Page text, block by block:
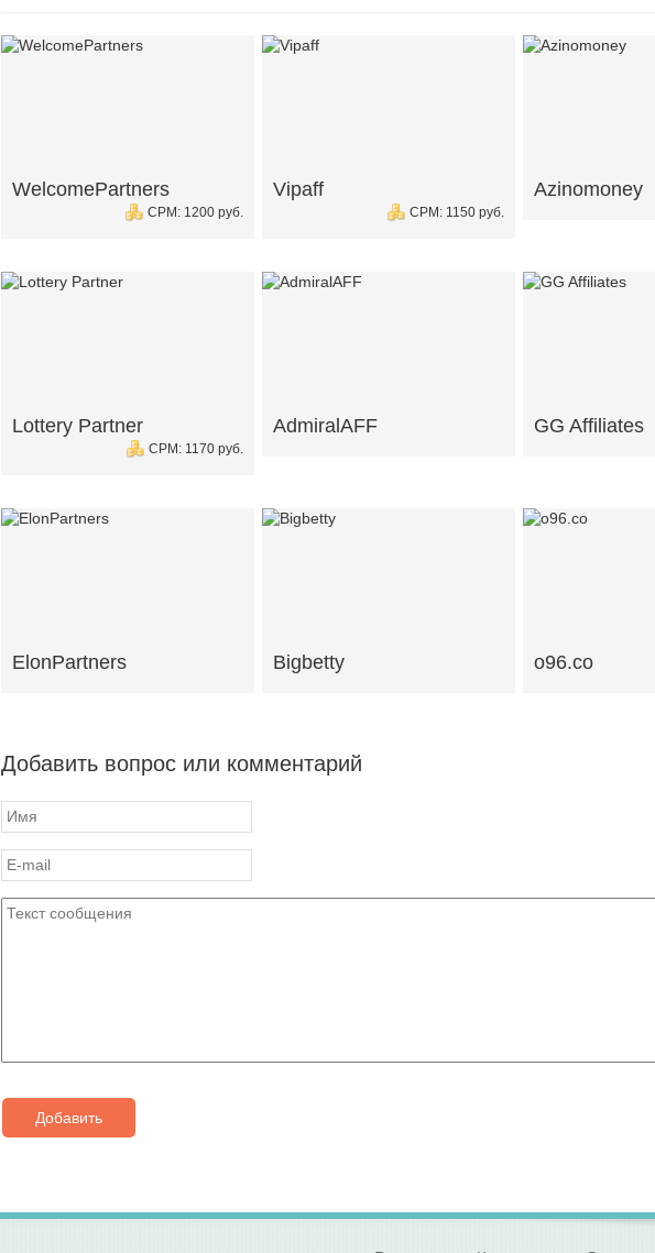
WelcomePartners
CPM: 1200 руб.
Vipaff
CPM: 1150 руб.
Azinomoney
Lottery Partner
CPM: 1170 руб.
AdmiralAFF GG Affiliates
ElonPartners Bigbetty o96.co
Добавить вопрос или комментарий
Добавить